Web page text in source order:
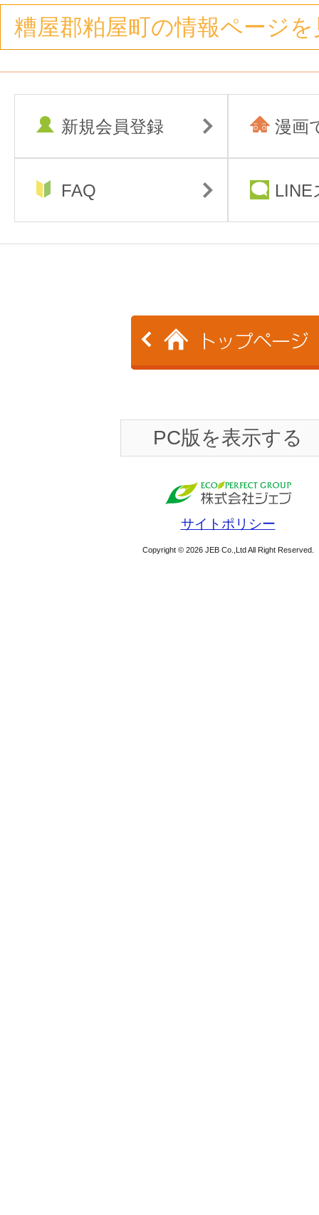
糟屋郡粕屋町の情報ページ
新規会員登録 漫画
FAQ LINE
PC版を表示する
サイトポリシー
Copyright © 2026 JEB Co.,Ltd All Right Reserved.